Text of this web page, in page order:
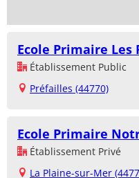
Ecole Primaire Les
Établissement Public
Préfailles (44770)
Ecole Primaire
Établissement Privé
La Plaine-sur-Mer